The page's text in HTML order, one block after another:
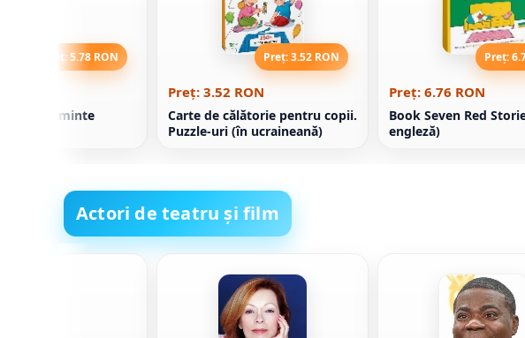
Preț: 5.78 RON
nu minte
Preț: 3.52 RON
Preț: 3.52 RON
Carte de călătorie pentru copii.
Puzzle-uri (în ucraineană)
Preț:
Preț: 6.76 RON
Book Seven Red
engleză)
Actori de teatru și film